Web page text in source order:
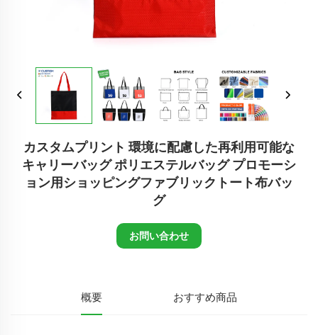
カスタムプリント 環境に配慮した再利用可能な
キャリーバッグ ポリエステルバッグ プロモーシ
ョン用ショッピングファブリックトート布バッ
グ
お問い合わせ
概要 おすすめ商品